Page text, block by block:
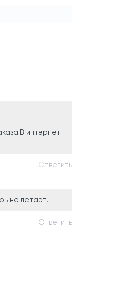
интернет
Ответить
не летает.
Ответить